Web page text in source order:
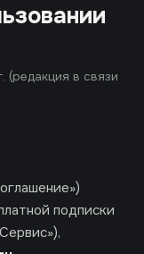
(редакция в связи
подписки